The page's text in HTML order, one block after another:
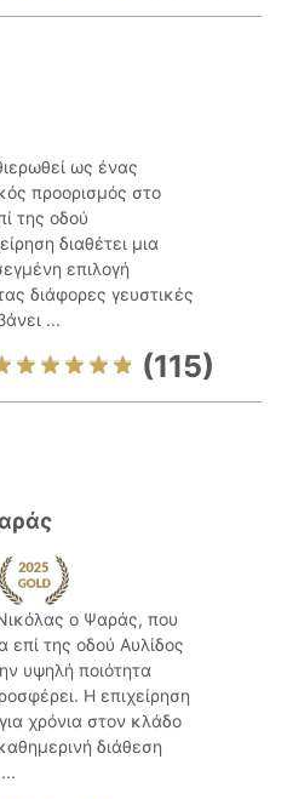
ως ένας
προορισμός στο
της οδού
διαθέτει μια
επιλογή
διάφορες γευστικές
...
(115)
ο Ψαράς, που
επί της οδού Αυλίδος
υψηλή ποιότητα
Η επιχείρηση
χρόνια στον κλάδο
διάθεση